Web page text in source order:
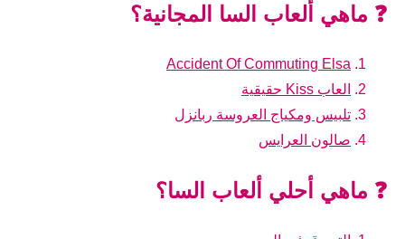
❓ ماهي ألعاب السا المجانية؟
Accident Of Commuting Elsa
العاب Kiss حقيقية
تلبيس ومكياج العروسة ربانزل
صالون العرايس
❓ ماهي أحلي ألعاب السا؟